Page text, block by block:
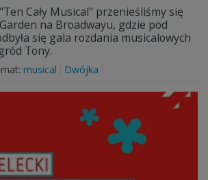
Cały Musical" przenieśliśmy się
na Broadwayu, gdzie pod
się gala rozdania musicalowych
Tony.
musical Dwójka